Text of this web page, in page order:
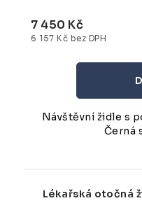
6 157 Kč bez DPH
7 450 Kč
Návštěvní židle s
Černá
Lékařská otočná